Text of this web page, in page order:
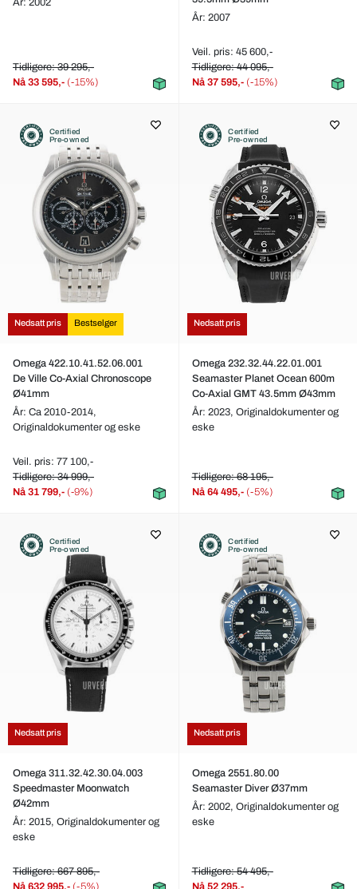
År: 2002
Tidligere: 39 295,-
Nå 33 595,- (-15%)
År: 2007
Veil. pris: 45 600,-
Tidligere: 44 095,-
Nå 37 595,- (-15%)
Certified
Pre-owned
Nedsatt pris Bestselger
Omega 422.10.41.52.06.001
De Ville Co-Axial Chronoscope
Ø41mm
År: Ca 2010-2014,
Originaldokumenter og eske
Veil. pris: 77 100,-
Tidligere: 34 999,-
Nå 31 799,- (-9%)
Certified
Pre-owned
Nedsatt pris
Omega 232.32.44.22.01.001
Seamaster Planet Ocean 600m
Co-Axial GMT 43.5mm Ø43mm
År: 2023, Originaldokumenter og
eske
Tidligere: 68 195,-
Nå 64 495,- (-5%)
Certified
Pre-owned
Nedsatt pris
Omega 311.32.42.30.04.003
Speedmaster Moonwatch
Ø42mm
År: 2015, Originaldokumenter og
eske
Tidligere: 667 895,-
Nå 632 995,- (-5%)
Certified
Pre-owned
Nedsatt pris
Omega 2551.80.00
Seamaster Diver Ø37mm
År: 2002, Originaldokumenter og
eske
Tidligere: 54 495,-
Nå 52 295,-